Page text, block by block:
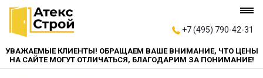
+7 (495) 790-42-31
УВАЖАЕМЫЕ КЛИЕНТЫ! ОБРАЩАЕМ ВАШЕ ВНИМАНИЕ, ЧТО ЦЕНЫ
НА САЙТЕ МОГУТ ОТЛИЧАТЬСЯ, БЛАГОДАРИМ ЗА ПОНИМАНИЕ!